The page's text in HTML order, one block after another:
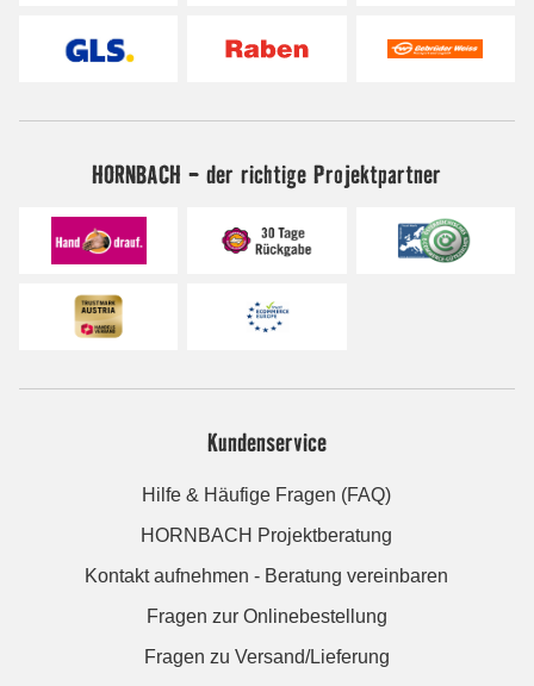
HORNBACH - der richtige Projektpartner
Kundenservice
Hilfe & Häufige Fragen (FAQ)
HORNBACH Projektberatung
Kontakt aufnehmen - Beratung vereinbaren
Fragen zur Onlinebestellung
Fragen zu Versand/Lieferung